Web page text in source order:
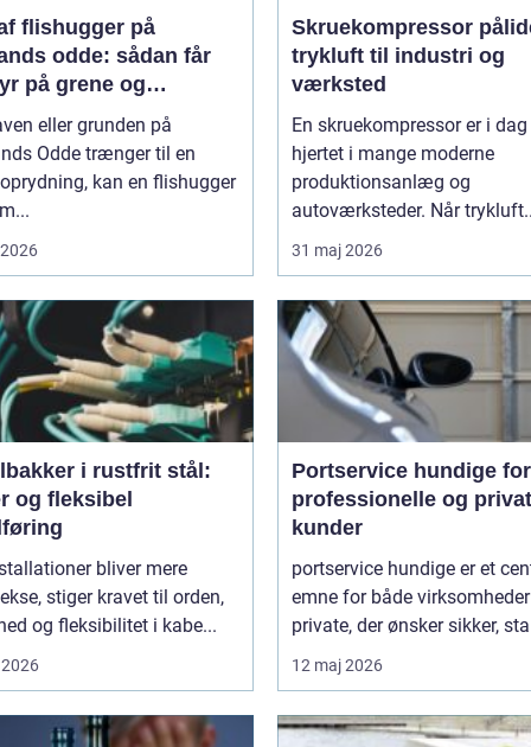
flishugger på
odde: sådan får
på grene og
eller grunden på
Odde trænger til en
kan en flishugger
Skruekompressor pålidelig
trykluft til industri og
værksted
En skruekompressor er i dag
hjertet i mange moderne
produktionsanlæg og
autoværksteder. Når
31 maj 2026
i rustfrit stål:
og fleksibel
bliver mere
stiger kravet til orden,
og fleksibilitet i kabe...
Portservice hundige for
professionelle og
kunder
portservice hundige er et
emne for både
private, der ønsker sikker,
12 maj 2026